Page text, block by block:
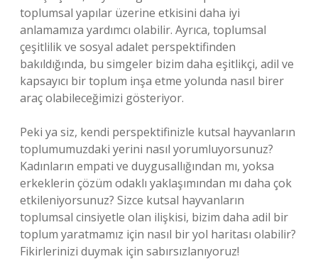
toplumsal yapılar üzerine etkisini daha iyi
anlamamıza yardımcı olabilir. Ayrıca, toplumsal
çeşitlilik ve sosyal adalet perspektifinden
bakıldığında, bu simgeler bizim daha eşitlikçi, adil ve
kapsayıcı bir toplum inşa etme yolunda nasıl birer
araç olabileceğimizi gösteriyor.
Peki ya siz, kendi perspektifinizle kutsal hayvanların
toplumumuzdaki yerini nasıl yorumluyorsunuz?
Kadınların empati ve duygusallığından mı, yoksa
erkeklerin çözüm odaklı yaklaşımından mı daha çok
etkileniyorsunuz? Sizce kutsal hayvanların
toplumsal cinsiyetle olan ilişkisi, bizim daha adil bir
toplum yaratmamız için nasıl bir yol haritası olabilir?
Fikirlerinizi duymak için sabırsızlanıyoruz!